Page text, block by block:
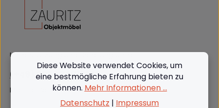
Unterstützung und Beratung unter:
(+49) 09562 3811380
Mo-Do: 08:00 - 16:00, Fr: 8:00 - 13:00
Diese Website verwendet Cookies, um
eine bestmögliche Erfahrung bieten zu
können. Mehr Informationen ...
Datenschutz | Impressum